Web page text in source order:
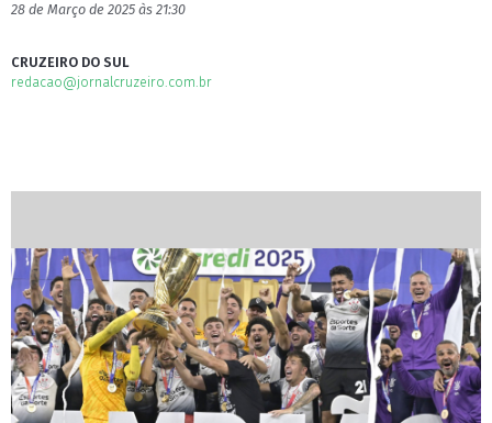
28 de Março de 2025 às 21:30
CRUZEIRO DO SUL
redacao@jornalcruzeiro.com.br